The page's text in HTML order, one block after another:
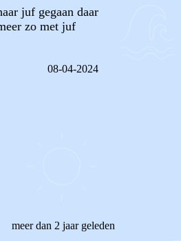
juf gegaan daar
zo met juf
08-04-2024
meer dan 2 jaar geleden